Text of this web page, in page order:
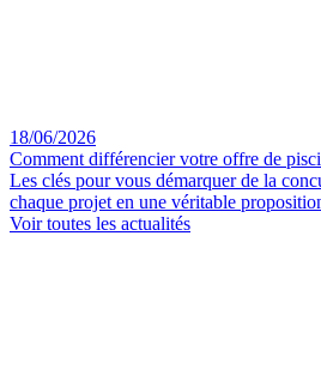
18/06/2026
Comment différencier votre offre de
Les clés pour vous démarquer de la
chaque projet en une véritable
Voir toutes les actualités